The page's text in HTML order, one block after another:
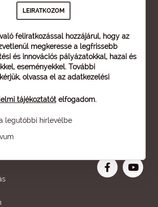
feliratkozással hozzájárul, hogy az
megkeresse a legfrissebb
és innovációs pályázatokkal, hazai és
eseményekkel. További
olvassa el az adatkezelési
tájékoztatót elfogadom.
legutóbbi hírlevélbe